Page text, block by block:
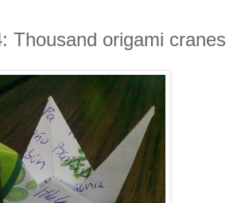
Thousand origami cranes